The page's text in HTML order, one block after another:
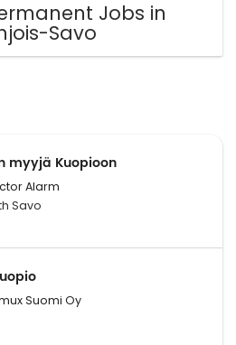
Jobs in
Savo
myyjä Kuopioon
Alarm
Savo
Suomi Oy